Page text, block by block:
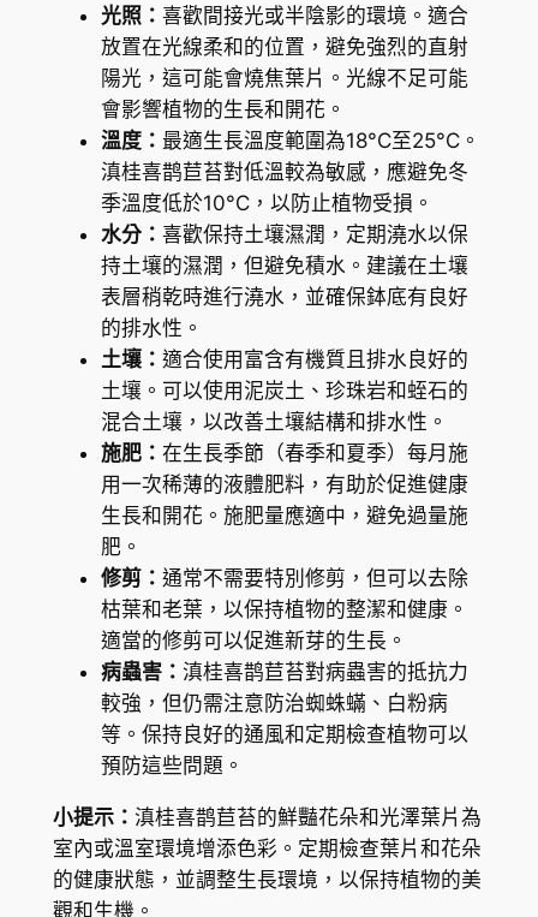
光照： 喜歡間接光或半陰影的環境。適合
放置在光線柔和的位置，避免強烈的直射
陽光，這可能會燒焦葉片。光線不足可能
會影響植物的生長和開花。
溫度： 最適生長溫度範圍為18°C至25°C。
滇桂喜鹊苣苔對低溫較為敏感，應避免冬
季溫度低於10°C，以防止植物受損。
水分： 喜歡保持土壤濕潤，定期澆水以保
持土壤的濕潤，但避免積水。建議在土壤
表層稍乾時進行澆水，並確保鉢底有良好
的排水性。
土壤： 適合使用富含有機質且排水良好的
土壤。可以使用泥炭土、珍珠岩和蛭石的
混合土壤，以改善土壤結構和排水性。
施肥： 在生長季節（春季和夏季）每月施
用一次稀薄的液體肥料，有助於促進健康
生長和開花。施肥量應適中，避免過量施
肥。
修剪： 通常不需要特別修剪，但可以去除
枯葉和老葉，以保持植物的整潔和健康。
適當的修剪可以促進新芽的生長。
病蟲害： 滇桂喜鹊苣苔對病蟲害的抵抗力
較強，但仍需注意防治蜘蛛蟎、白粉病
等。保持良好的通風和定期檢查植物可以
預防這些問題。
小提示： 滇桂喜鹊苣苔的鮮豔花朵和光澤葉片為
室內或溫室環境增添色彩。定期檢查葉片和花朵
的健康狀態，並調整生長環境，以保持植物的美
觀和生機。